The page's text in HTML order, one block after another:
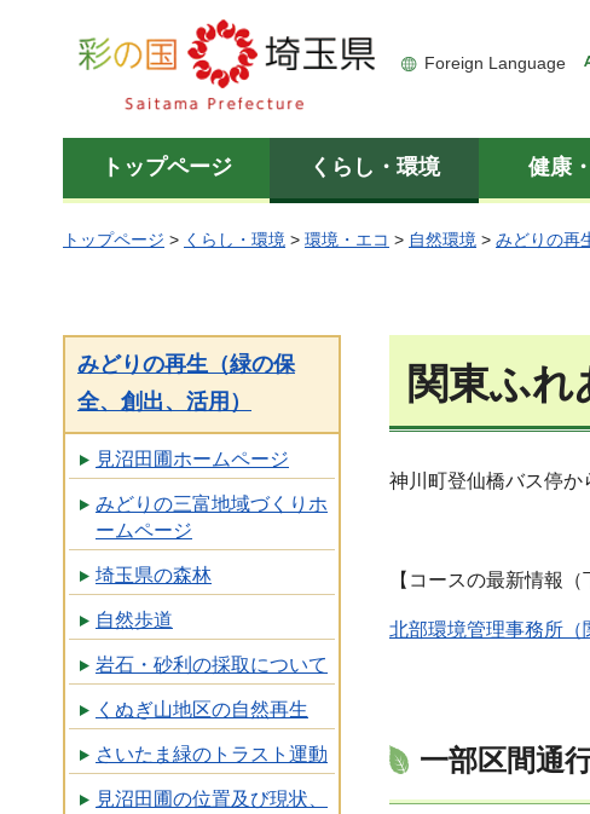
彩の国 埼玉県
Foreign Language
トップページ くらし・環境 健康
トップページ > くらし・環境 > 環境・エコ > 自然環境 > みどりの再
みどりの再生（緑の保
全、創出、活用）
見沼田圃ホームページ
みどりの三富地域づくりホ
ームページ
埼玉県の森林
自然歩道
岩石・砂利の採取について
くぬぎ山地区の自然再生
さいたま緑のトラスト運動
見沼田圃の位置及び現状、
関東ふ
神川町登仙橋バス停か
【コースの最新情報
北部環境管理事務所（
一部区間通